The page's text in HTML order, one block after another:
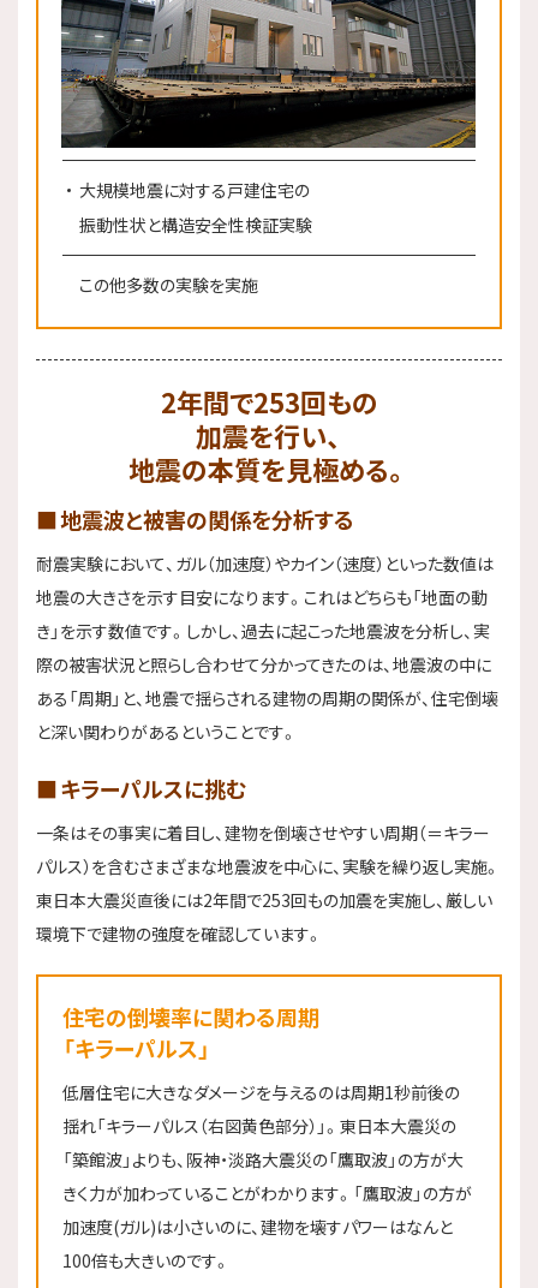
大規模地震に対する戸建住宅の
振動性状と構造安全性検証実験
この他多数の実験を実施
2年間で253回もの
加震を行い、
地震の本質を見極める。
地震波と被害の関係を分析する
耐震実験において、ガル（加速度）やカイン（速度）といった数値は
地震の大きさを示す目安になります。これはどちらも「地面の動
き」を示す数値です。しかし、過去に起こった地震波を分析し、実
際の被害状況と照らし合わせて分かってきたのは、地震波の中に
ある「周期」と、地震で揺らされる建物の周期の関係が、住宅倒壊
と深い関わりがあるということです。
キラーパルスに挑む
一条はその事実に着目し、建物を倒壊させやすい周期（＝キラー
パルス）を含むさまざまな地震波を中心に、実験を繰り返し実施。
東日本大震災直後には2年間で253回もの加震を実施し、厳しい
環境下で建物の強度を確認しています。
住宅の倒壊率に関わる周期
「キラーパルス」
低層住宅に大きなダメージを与えるのは周期1秒前後の
揺れ「キラーパルス（右図黄色部分）」。東日本大震災の
「築館波」よりも、阪神・淡路大震災の「鷹取波」の方が大
きく力が加わっていることがわかります。「鷹取波」の方が
加速度(ガル)は小さいのに、建物を壊すパワーはなんと
100倍も大きいのです。